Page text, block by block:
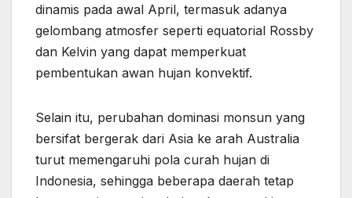
dinamis pada awal April, termasuk adanya
gelombang atmosfer seperti equatorial Rossby
dan Kelvin yang dapat memperkuat
pembentukan awan hujan konvektif.
Selain itu, perubahan dominasi monsun yang
bersifat bergerak dari Asia ke arah Australia
turut memengaruhi pola curah hujan di
Indonesia, sehingga beberapa daerah tetap